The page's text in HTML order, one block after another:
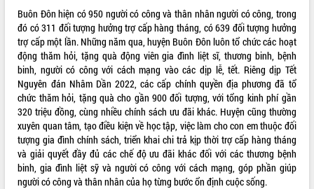
VIDEO
Không có file video nào để phát.
Buôn Đôn hiện có 950 người có công và thân nhân người có công, trong
đó có 311 đối tượng hưởng trợ cấp hàng tháng, có 639 đối tượng hưởng
trợ cấp một lần. Những năm qua, huyện Buôn Đôn luôn tổ chức các hoạt
động thăm hỏi, tặng quà động viên gia đình liệt sĩ, thương binh, bệnh
binh, người có công với cách mạng vào các dịp lễ, tết. Riêng dịp Tết
Nguyên đán Nhâm Dần 2022, các cấp chính quyền địa phương đã tổ
chức thăm hỏi, tặng quà cho gần 900 đối tượng, với tổng kinh phí gần
320 triệu đồng, cùng nhiều chính sách ưu đãi khác. Huyện cũng thường
xuyên quan tâm, tạo điều kiện về học tập, việc làm cho con em thuộc đối
tượng gia đình chính sách, triển khai chi trả kịp thời trợ cấp hàng tháng
và giải quyết đầy đủ các chế độ ưu đãi khác đối với các thương bệnh
binh, gia đình liệt sỹ và người có công với cách mạng, góp phần giúp
người có công và thân nhân của họ từng bước ổn định cuộc sống.